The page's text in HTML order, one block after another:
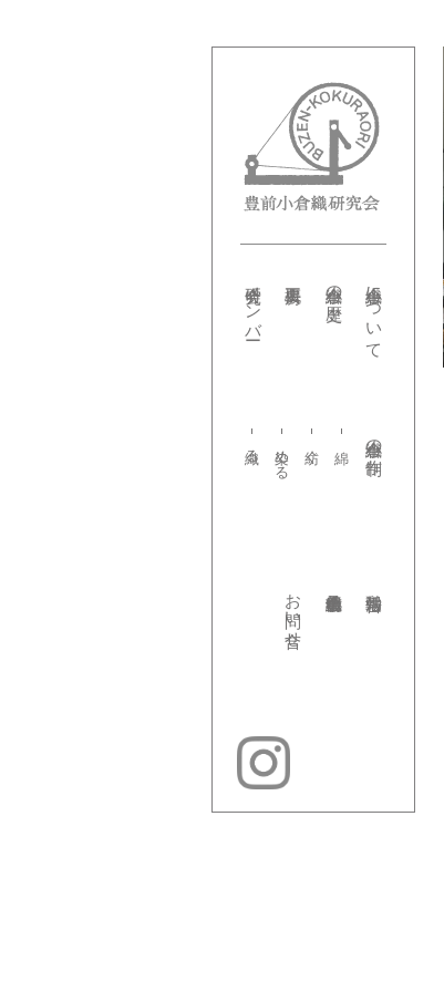
小倉織について
小倉織の歴史
研究会メンバー
小倉織の制作
紡ぐ
染める
織る
お問い合せ